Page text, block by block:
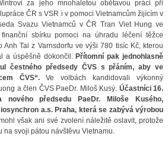
za jeho mnohaletou obětavou práci při
ČR s VSR i v pomoci Vietnamcům žijícím v
Svazu Vietnamců v ČR Tran Viet Hung ve
sbírku pomoci na úhradu léčení těžce
Anh Tai z Varnsdorfu ve výši 780 tisíc Kč, kterou
a úspěšně dokončil. Přítomní pak jednohlasně
čestného předsedy ČVS s přáním, aby ve
ČVS“.Ve volbách kandidovali výkonný
a člen ČVS PaeDr. Miloš Kusý. Účastníci 16.
předsedu PaeDr. Miloše Kusého,
a.s. Praha, která se zabývá výrobou
však ani své zvolení náležitě oslavit, protože
na svoji pátou návštěvu Vietnamu.